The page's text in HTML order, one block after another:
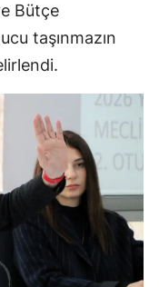
Bütçe
taşınmazın